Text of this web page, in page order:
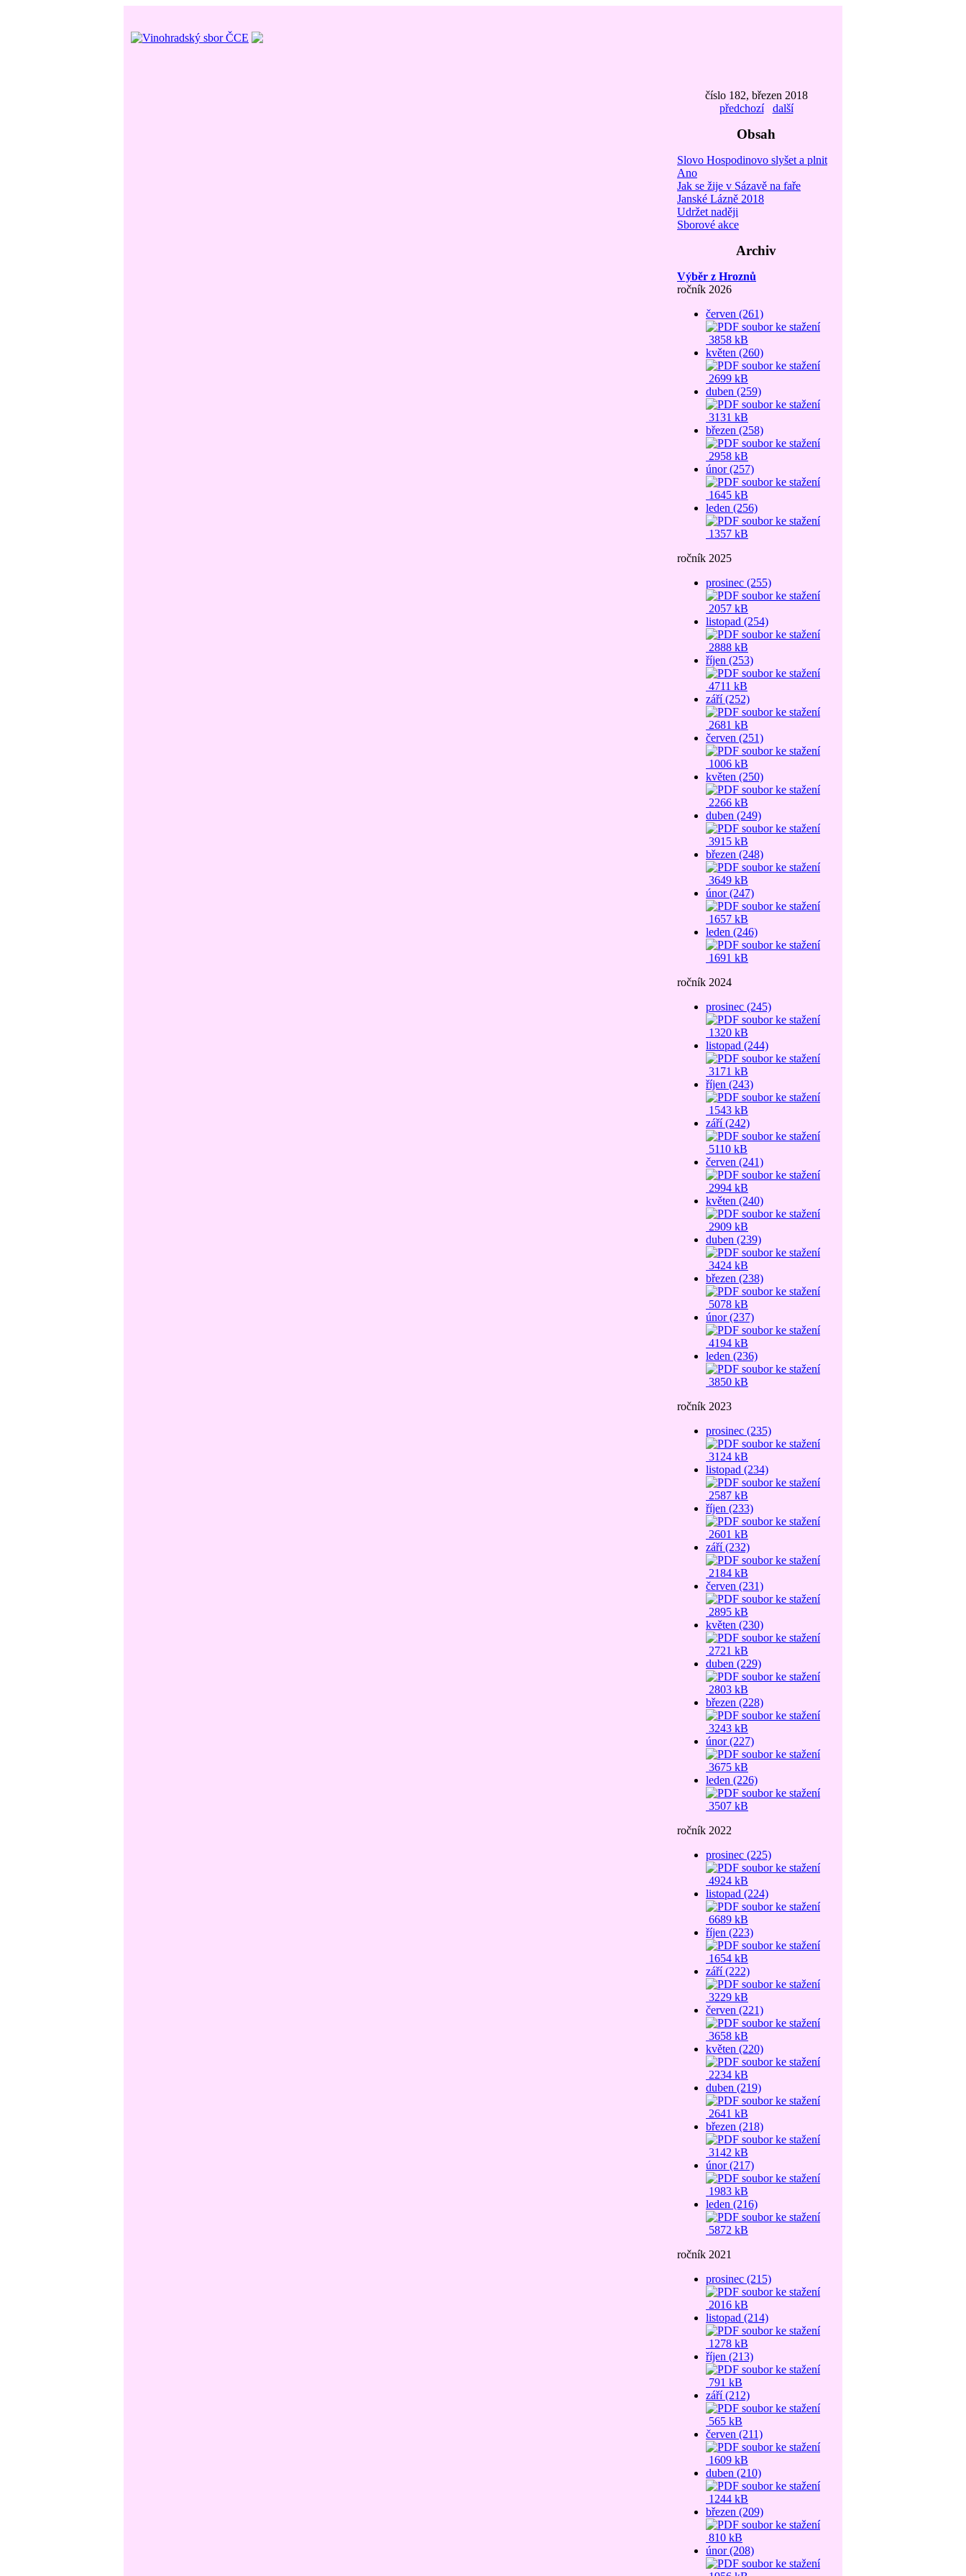
číslo 182, březen 2018
předchozí
další
Obsah
Slovo Hospodinovo slyšet a plnit
Ano
Jak se žije v Sázavě na faře
Janské Lázně 2018
Udržet naději
Sborové akce
Archiv
Výběr z Hroznů
ročník 2026
červen (261)
3858 kB
květen (260)
2699 kB
duben (259)
3131 kB
březen (258)
2958 kB
únor (257)
1645 kB
leden (256)
1357 kB
ročník 2025
prosinec (255)
2057 kB
listopad (254)
2888 kB
říjen (253)
4711 kB
září (252)
2681 kB
červen (251)
1006 kB
květen (250)
2266 kB
duben (249)
3915 kB
březen (248)
3649 kB
únor (247)
1657 kB
leden (246)
1691 kB
ročník 2024
prosinec (245)
1320 kB
listopad (244)
3171 kB
říjen (243)
1543 kB
září (242)
5110 kB
červen (241)
2994 kB
květen (240)
2909 kB
duben (239)
3424 kB
březen (238)
5078 kB
únor (237)
4194 kB
leden (236)
3850 kB
ročník 2023
prosinec (235)
3124 kB
listopad (234)
2587 kB
říjen (233)
2601 kB
září (232)
2184 kB
červen (231)
2895 kB
květen (230)
2721 kB
duben (229)
2803 kB
březen (228)
3243 kB
únor (227)
3675 kB
leden (226)
3507 kB
ročník 2022
prosinec (225)
4924 kB
listopad (224)
6689 kB
říjen (223)
1654 kB
září (222)
3229 kB
červen (221)
3658 kB
květen (220)
2234 kB
duben (219)
2641 kB
březen (218)
3142 kB
únor (217)
1983 kB
leden (216)
5872 kB
ročník 2021
prosinec (215)
2016 kB
listopad (214)
1278 kB
říjen (213)
791 kB
září (212)
565 kB
červen (211)
1609 kB
duben (210)
1244 kB
březen (209)
810 kB
únor (208)